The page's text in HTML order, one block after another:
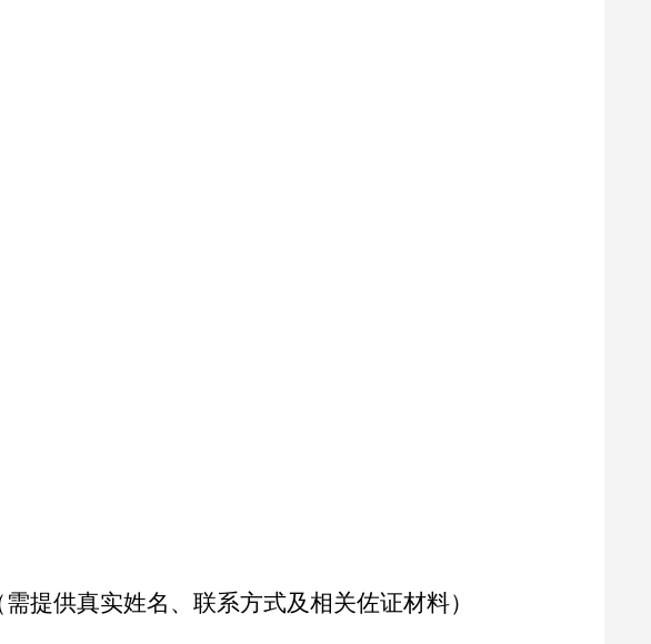
提供真实姓名、联系方式及相关佐证材料）